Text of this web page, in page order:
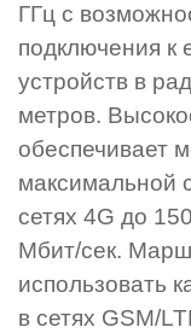
ГГц с
подключения к
устройств в
метров.
обеспечивает
максимальной
сетях 4G до
Мбит/сек.
использовать
в сетях GSM/